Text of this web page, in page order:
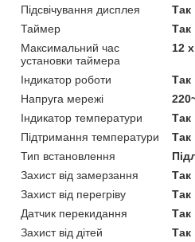
Підсвічування дисплея
Так
Таймер
Так
Максимальний час
установки таймера
12
Індикатор роботи
Так
Напруга мережі
Індикатор температури
Так
Підтримання температури
Так
Тип встановлення
Захист від замерзання
Так
Захист від перегріву
Так
Датчик перекидання
Так
Захист від дітей
Так